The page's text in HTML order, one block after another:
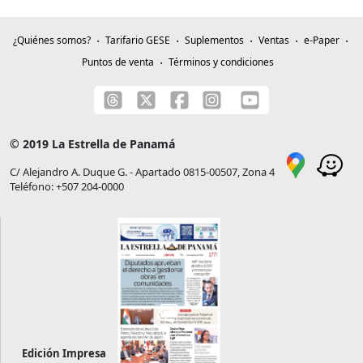
¿Quiénes somos? Tarifario GESE Suplementos Ventas
e-Paper
Puntos de venta
Términos y condiciones
© 2019 La Estrella de Panamá
C/ Alejandro A. Duque G. - Apartado 0815-00507, Zona 4
Teléfono: +507 204-0000
Edición Impresa